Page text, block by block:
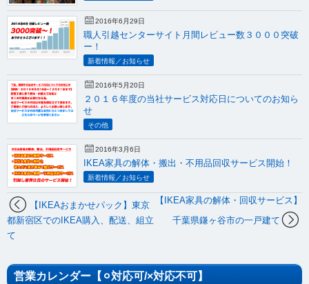
2016年6月29日
職人引越センターサイト月間レビュー数３０００突破
ー！
新着情報／お知らせ
2016年5月20日
２０１６年度の当社サービス対応日についてのお知ら
せ
その他
2016年3月6日
IKEA家具の解体・搬出・不用品回収サービス開始！
新着情報／お知らせ
【IKEA家具の解体・回収サービス】
千葉県鎌ヶ谷市の一戸建て
【IKEAおまかせパック】東京
都新宿区でのIKEA購入、配送、組立
て
営業カレンダー【⚪︎対応可/×対応不可】